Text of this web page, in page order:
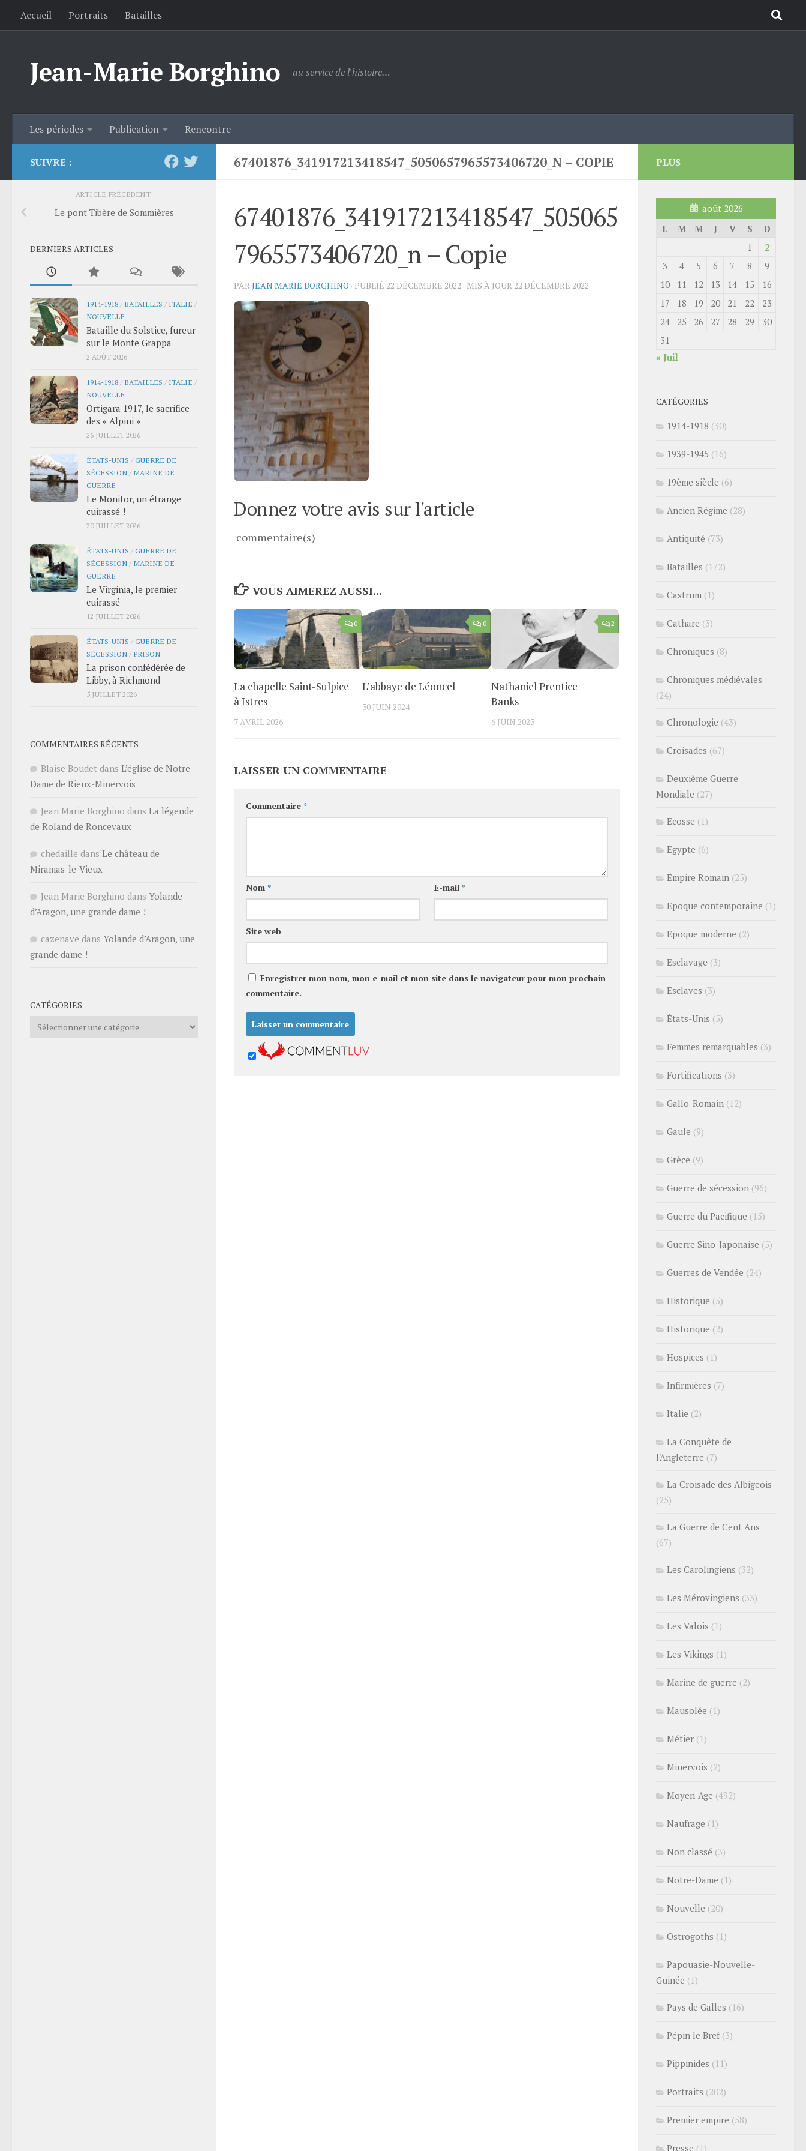
Skip to content
Accueil Portraits Batailles
Jean-Marie Borghino au service de l'histoire…
Les périodes Publication Rencontre
67401876_341917213418547_5050657965573406720_N – COPIE
67401876_341917213418547_505065
7965573406720_n – Copie
PAR JEAN MARIE BORGHINO · PUBLIÉ 22 DÉCEMBRE 2022 · MIS À JOUR 22 DÉCEMBRE 2022
Donnez votre avis sur l'article
commentaire(s)
VOUS AIMEREZ AUSSI...
0
La chapelle Saint-Sulpice
à Istres
7 AVRIL 2026
0
L’abbaye de Léoncel
30 JUIN 2024
2
Nathaniel Prentice
Banks
6 JUIN 2023
LAISSER UN COMMENTAIRE
Commentaire *
Nom * E-mail *
Site web
Enregistrer mon nom, mon e-mail et mon site dans le navigateur pour mon prochain
commentaire.
SUIVRE :
ARTICLE PRÉCÉDENT
Le pont Tibère de Sommières
DERNIERS ARTICLES
1914-1918 / BATAILLES / ITALIE /
NOUVELLE
Bataille du Solstice, fureur
sur le Monte Grappa
2 AOÛT 2026
1914-1918 / BATAILLES / ITALIE /
NOUVELLE
Ortigara 1917, le sacrifice
des « Alpini »
26 JUILLET 2026
ÉTATS-UNIS /GUERRE DE
SÉCESSION / MARINE DE
GUERRE
Le Monitor, un étrange
cuirassé !
20 JUILLET 2026
ÉTATS-UNIS /GUERRE DE
SÉCESSION / MARINE DE
GUERRE
Le Virginia, le premier
cuirassé
12 JUILLET 2026
ÉTATS-UNIS /GUERRE DE
SÉCESSION / PRISON
La prison confédérée de
Libby, à Richmond
5 JUILLET 2026
COMMENTAIRES RÉCENTS
Blaise Boudet dans L’église de Notre-
Dame de Rieux-Minervois
Jean Marie Borghino dans La légende
de Roland de Roncevaux
chedaille dans Le château de
Miramas-le-Vieux
Jean Marie Borghino dans Yolande
d’Aragon, une grande dame !
cazenave dans Yolande d’Aragon, une
grande dame !
CATÉGORIES
Catégories
PLUS
août 2026
L
M M J V S
D
1
2
3
4 5 6 7 8
9
10
11 12 13 14 15
16
17
18 19 20 21 22
23
24
25 26 27 28 29
30
31
« Juil
CATÉGORIES
1914-1918 (30)
1939-1945 (16)
19ème siècle (6)
Ancien Régime (28)
Antiquité (73)
Batailles (172)
Castrum (1)
Cathare (3)
Chroniques (8)
Chroniques médiévales
(24)
Chronologie (43)
Croisades (67)
Deuxième Guerre
Mondiale (27)
Ecosse (1)
Egypte (6)
Empire Romain (25)
Epoque contemporaine (1)
Epoque moderne (2)
Esclavage (3)
Esclaves (3)
États-Unis (5)
Femmes remarquables (3)
Fortifications (3)
Gallo-Romain (12)
Gaule (9)
Grèce (9)
Guerre de sécession (96)
Guerre du Pacifique (15)
Guerre Sino-Japonaise (5)
Guerres de Vendée (24)
Historique (5)
Historique (2)
Hospices (1)
Infirmières (7)
Italie (2)
La Conquête de
l'Angleterre (7)
La Croisade des Albigeois
(25)
La Guerre de Cent Ans
(67)
Les Carolingiens (32)
Les Mérovingiens (33)
Les Valois (1)
Les Vikings (1)
Marine de guerre (2)
Mausolée (1)
Métier (1)
Minervois (2)
Moyen-Age (492)
Naufrage (1)
Non classé (3)
Notre-Dame (1)
Nouvelle (20)
Ostrogoths (1)
Papouasie-Nouvelle-
Guinée (1)
Pays de Galles (16)
Pépin le Bref(3)
Pippinides (11)
Portraits (202)
Premier empire (58)
Presse (1)